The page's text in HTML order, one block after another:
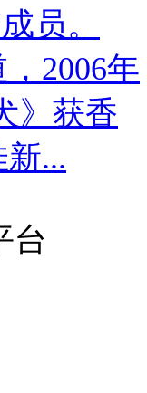
员。
2006年
》获香
...
台